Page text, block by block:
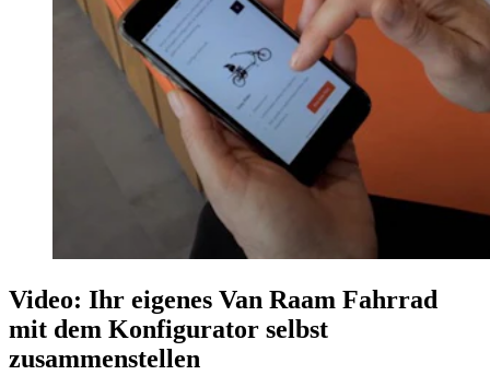
Video: Ihr eigenes Van Raam Fahrrad
mit dem Konfigurator selbst
zusammenstellen